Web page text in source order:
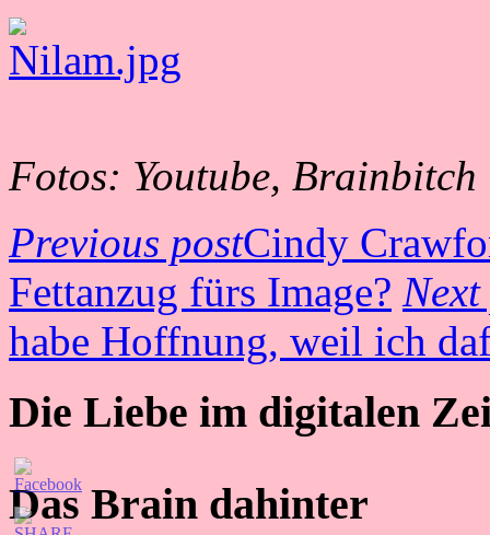
Fotos: Youtube, Brainbitch
Previous postCindy
Fettanzug fürs Image?
habe Hoffnung, weil ich
Die Liebe im digitalen
Das Brain dahinter